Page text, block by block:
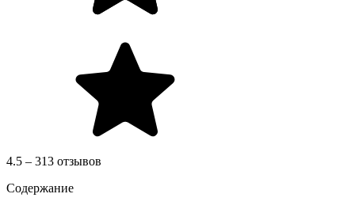
4.5 – 313 отзывов
Содержание